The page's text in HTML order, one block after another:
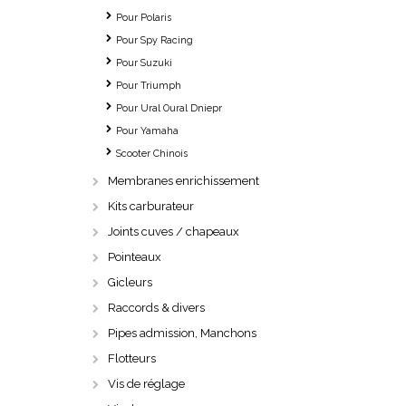
Pour Polaris
Pour Spy Racing
Pour Suzuki
Pour Triumph
Pour Ural Oural Dniepr
Pour Yamaha
Scooter Chinois
Membranes enrichissement
Kits carburateur
Joints cuves / chapeaux
Pointeaux
Gicleurs
Raccords & divers
Pipes admission, Manchons
Flotteurs
Vis de réglage